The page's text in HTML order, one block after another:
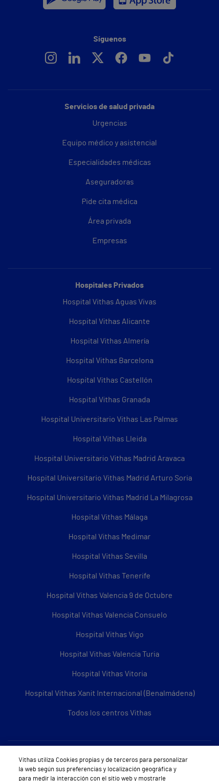
Servicios de salud privada
Urgencias
Equipo médico y asistencial
Especialidades médicas
Aseguradoras
Pide cita médica
Área privada
Empresas
Hospitales Privados
Hospital Vithas Aguas Vivas
Hospital Vithas Alicante
Hospital Vithas Almería
Hospital Vithas Barcelona
Hospital Vithas Castellón
Hospital Vithas Granada
Hospital Universitario Vithas Las Palmas
Hospital Vithas Lleida
Hospital Universitario Vithas Madrid Aravaca
Hospital Universitario Vithas Madrid Arturo Soria
Hospital Universitario Vithas Madrid La Milagrosa
Hospital Vithas Málaga
Hospital Vithas Medimar
Hospital Vithas Sevilla
Hospital Vithas Tenerife
Hospital Vithas Valencia 9 de Octubre
Hospital Vithas Valencia Consuelo
Hospital Vithas Vigo
Hospital Vithas Valencia Turia
Hospital Vithas Vitoria
Hospital Vithas Xanit Internacional (Benalmádena)
Todos los centros Vithas
Sobre Vithas
Quiénes somos
Síguenos
Vithas utiliza Cookies propias y de terceros para personalizar
la web según sus preferencias y localización geográfica y
para medir la interacción con el sitio web y mostrarle